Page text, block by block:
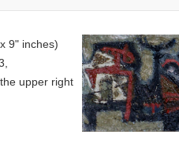
9" inches)
upper right